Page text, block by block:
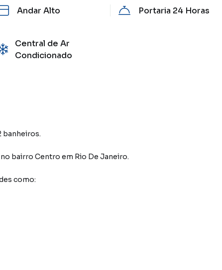
Andar Alto Portaria 24 Horas
Central de Ar
Condicionado
banheiros.
no bairro Centro em Rio De Janeiro.
como: